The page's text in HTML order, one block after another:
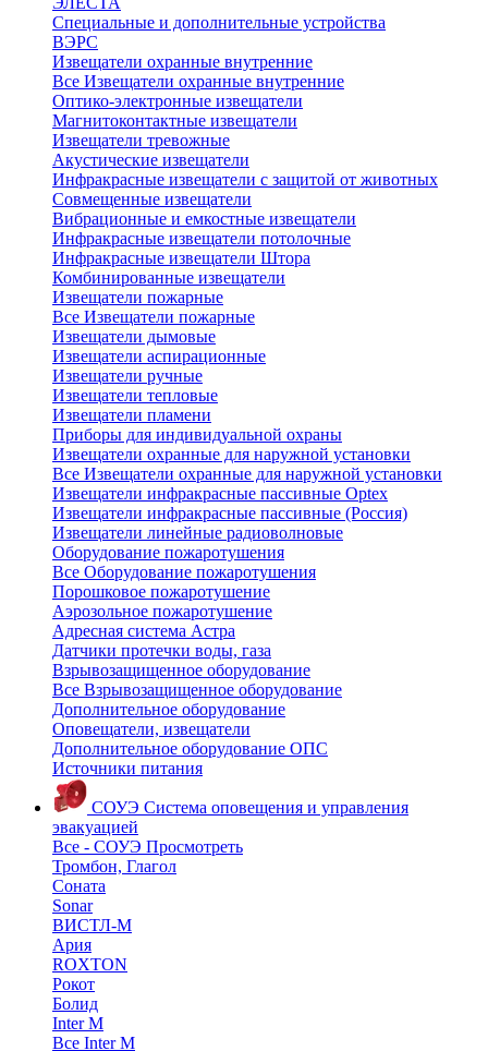
Специальные и дополнительные устройства
ВЭРС
Извещатели охранные внутренние
Все Извещатели охранные внутренние
Оптико-электронные извещатели
Магнитоконтактные извещатели
Извещатели тревожные
Акустические извещатели
Инфракрасные извещатели с защитой от животных
Совмещенные извещатели
Вибрационные и емкостные извещатели
Инфракрасные извещатели потолочные
Инфракрасные извещатели Штора
Комбинированные извещатели
Извещатели пожарные
Все Извещатели пожарные
Извещатели дымовые
Извещатели аспирационные
Извещатели ручные
Извещатели тепловые
Извещатели пламени
Приборы для индивидуальной охраны
Извещатели охранные для наружной установки
Все Извещатели охранные для наружной установки
Извещатели инфракрасные пассивные Optex
Извещатели инфракрасные пассивные (Россия)
Извещатели линейные радиоволновые
Оборудование пожаротушения
Все Оборудование пожаротушения
Порошковое пожаротушение
Аэрозольное пожаротушение
Адресная система Астра
Датчики протечки воды, газа
Взрывозащищенное оборудование
Все Взрывозащищенное оборудование
Дополнительное оборудование
Оповещатели, извещатели
Дополнительное оборудование ОПС
Источники питания
СОУЭ Система оповещения и управления
эвакуацией
Все - СОУЭ Просмотреть
Тромбон, Глагол
Соната
Sonar
ВИСТЛ-М
Ария
ROXTON
Рокот
Болид
Inter M
Все Inter M